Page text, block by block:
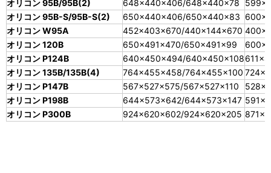
オリコン 95B/95B(2)
648×440×406/648×440×78
オリコン 95B-S/95B-S(2)
650×440×406/650×440×83
オリコン W95A
452×403×670/440×144×670
オリコン 120B
650×491×470/650×491×99
オリコン P124B
640×450×494/640×450×108
オリコン 135B/135B(4)
764×455×458/764×455×100
オリコン P147B
567×527×575/567×527×110
オリコン P198B
644×573×642/644×573×147
オリコン P300B
924×620×602/924×620×205